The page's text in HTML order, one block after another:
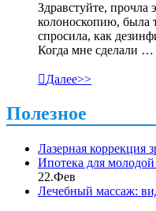
Здравстуйте, прочла
колоноскопию, была
спросила, как
Когда мне сделали …
Далее>>
Полезное
Лазерная коррекция
Ипотека для
22.Фев
Лечебный массаж: